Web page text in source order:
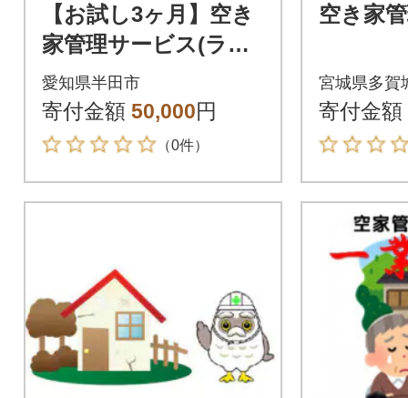
【お試し3ヶ月】空き
家管理サービス(ライ
トプラン)
愛知県半田市
寄付金額 50,000円
（0件）
空き家
宮城県多賀
寄付金額